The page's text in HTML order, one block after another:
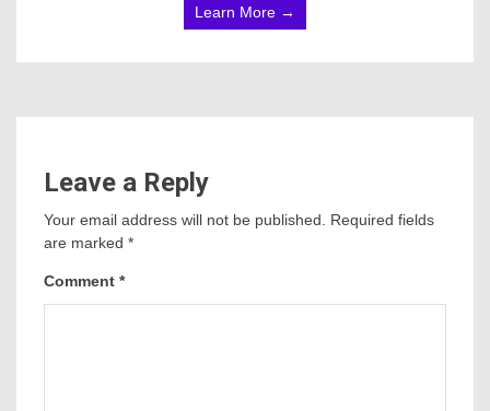
Learn More →
Leave a Reply
Your email address will not be published.
Required fields
are marked *
Comment *